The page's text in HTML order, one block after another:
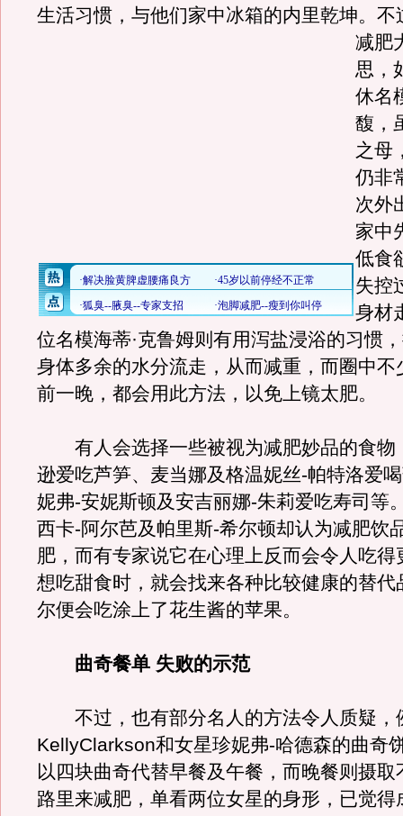
生活习惯，与他们家中冰箱的内里乾坤。 不
减肥
思，
休名
馥，
之母
仍非
次外
家中
低食
失控
身材
位名模海蒂·克鲁姆则有用泻盐浸浴的习惯
身体多余的水分流走，从而减重，而圈中不
前一晚，都会用此方法，以免上镜太肥。
有人会选择一些被视为减肥妙品的食物
逊爱吃芦笋、麦当娜及格温妮丝-帕特洛爱
妮弗-安妮斯顿及安吉丽娜-朱莉爱吃寿司等
西卡-阿尔芭及帕里斯-希尔顿却认为减肥饮
肥，而有专家说它在心理上反而会令人吃得
想吃甜食时，就会找来各种比较健康的替代
尔便会吃涂上了花生酱的苹果。
曲奇餐单 失败的示范
不过，也有部分名人的方法令人质疑，
KellyClarkson和女星珍妮弗-哈德森的曲奇
以四块曲奇代替早餐及午餐，而晚餐则摄
路里来减肥，单看两位女星的身形，已觉得